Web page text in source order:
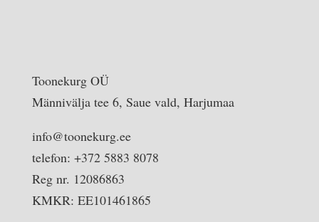
Toonekurg OÜ
Männivälja tee 6, Saue vald, Harjumaa
info@toonekurg.ee
telefon: +372 5883 8078
Reg nr. 12086863
KMKR: EE101461865